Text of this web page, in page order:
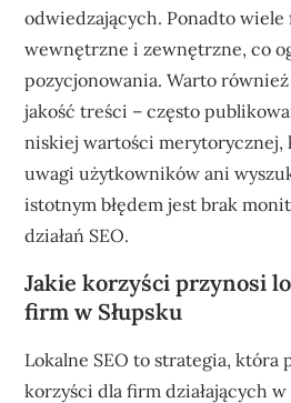
odwiedzających. Ponadto
wewnętrzne i zewnętrzne, co
pozycjonowania. Warto
jakość treści – często
niskiej wartości merytorycznej,
uwagi użytkowników ani
istotnym błędem jest brak
działań SEO.
Jakie korzyści przynosi
firm w Słupsku
Lokalne SEO to strategia, która
korzyści dla firm działających w